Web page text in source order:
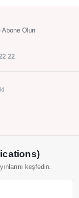
Abone Olun
22
keşfedin.